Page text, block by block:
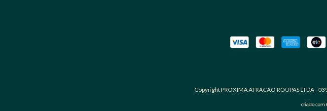
Copyright PROXIMA ATRACAO ROUPAS LTDA -